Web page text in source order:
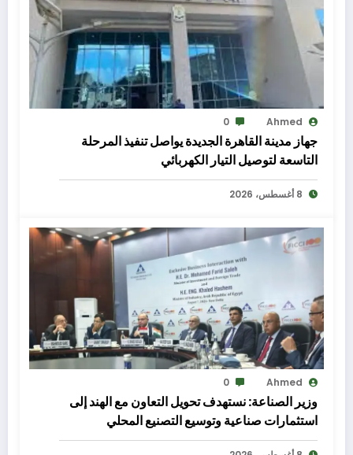
Ahmed
0
جهاز مدينة القاهرة الجديدة يواصل تنفيذ المرحلة
التاسعة لتوصيل التيار الكهربائي
8 أغسطس، 2026
Ahmed
0
وزير الصناعة: نستهدف تحويل التعاون مع الهند إلى
استثمارات صناعية وتوسيع التصنيع المحلي